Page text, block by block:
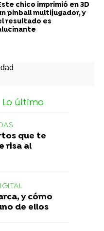
chico imprimió en 3D
pinball multijugador, y
resultado es
Lo último
que te
risa al
y cómo
de ellos